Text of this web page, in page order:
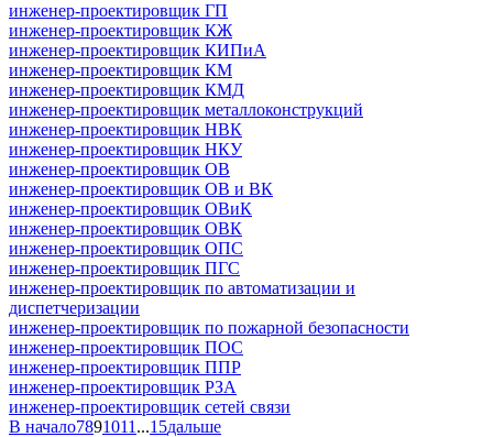
инженер-проектировщик ГП
инженер-проектировщик КЖ
инженер-проектировщик КИПиА
инженер-проектировщик КМ
инженер-проектировщик КМД
инженер-проектировщик металлоконструкций
инженер-проектировщик НВК
инженер-проектировщик НКУ
инженер-проектировщик ОВ
инженер-проектировщик ОВ и ВК
инженер-проектировщик ОВиК
инженер-проектировщик ОВК
инженер-проектировщик ОПС
инженер-проектировщик ПГС
инженер-проектировщик по автоматизации и
диспетчеризации
инженер-проектировщик по пожарной безопасности
инженер-проектировщик ПОС
инженер-проектировщик ППР
инженер-проектировщик РЗА
инженер-проектировщик сетей связи
В начало7891011 ...15дальше